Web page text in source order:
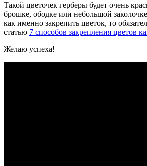
Такой цветочек герберы будет очень
брошке, ободке или небольшой
как именно закрепить цветок, то
статью 7 способов закрепления цветов
Желаю успеха!